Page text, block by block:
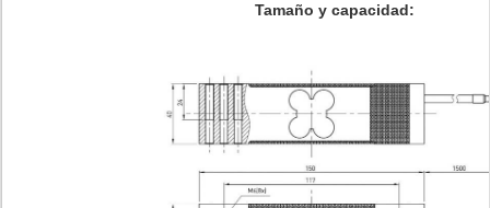
Tamaño y capacidad: